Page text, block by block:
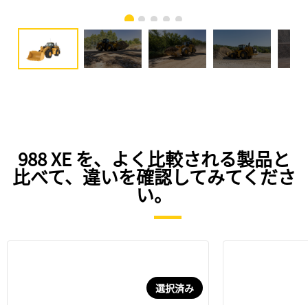
988 XE を、よく比較される製品と
比べて、違いを確認してみてくださ
い。
選択済み